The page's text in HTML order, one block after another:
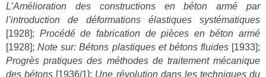
L’Amélioration des constructions en béton armé par
l’introduction de déformations élastiques systématiques
[1928]; Procédé de fabrication de pièces en béton armé
[1928];Note sur: Bétons plastiques et bétons fluides[1933];
Progrès pratiques des méthodes de traitement mécanique
des bétons [1936/1]; Une révolution dans les techniques du